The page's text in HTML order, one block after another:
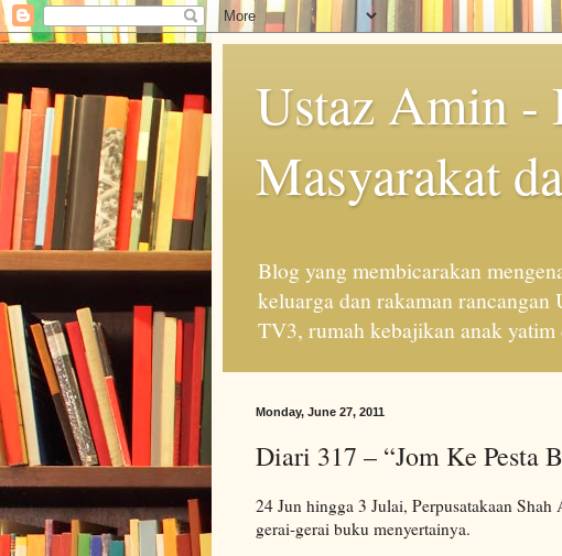
Ustaz Amin -
Masyarakat
Blog yang membicarakan
keluarga dan rakaman
TV3, rumah kebajikan anak
Monday, June 27, 2011
Diari 317 – “Jom Ke Pesta
24 Jun hingga 3 Julai, Perpusatakaan
gerai-gerai buku menyertainya.